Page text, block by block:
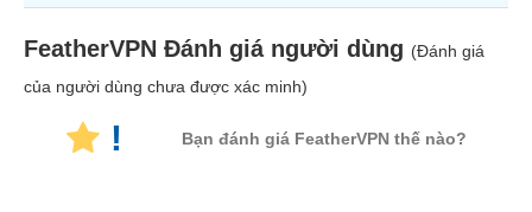
FeatherVPN Đánh giá người dùng (Đánh giá
của người dùng chưa được xác minh)
! Bạn đánh giá FeatherVPN thế nào?